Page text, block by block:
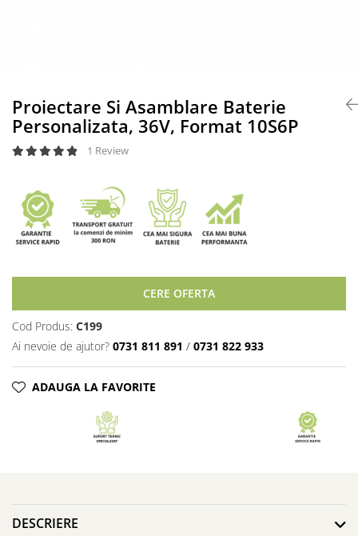
Nichel
Suporti celule cilindrice Li-Ion
Tub PVC
Cabluri
Conectori
Accesorii sisteme fotovoltaice
Incarcatoare
Motor BAFANG
Biciclete/ trotinete
Proiectare Si Asamblare Baterie
Personalizata, 36V, Format 10S6P
1 Review
CERE OFERTA
Cod Produs: C199
Ai nevoie de ajutor? 0731 811 891 / 0731 822 933
ADAUGA LA FAVORITE
DESCRIERE